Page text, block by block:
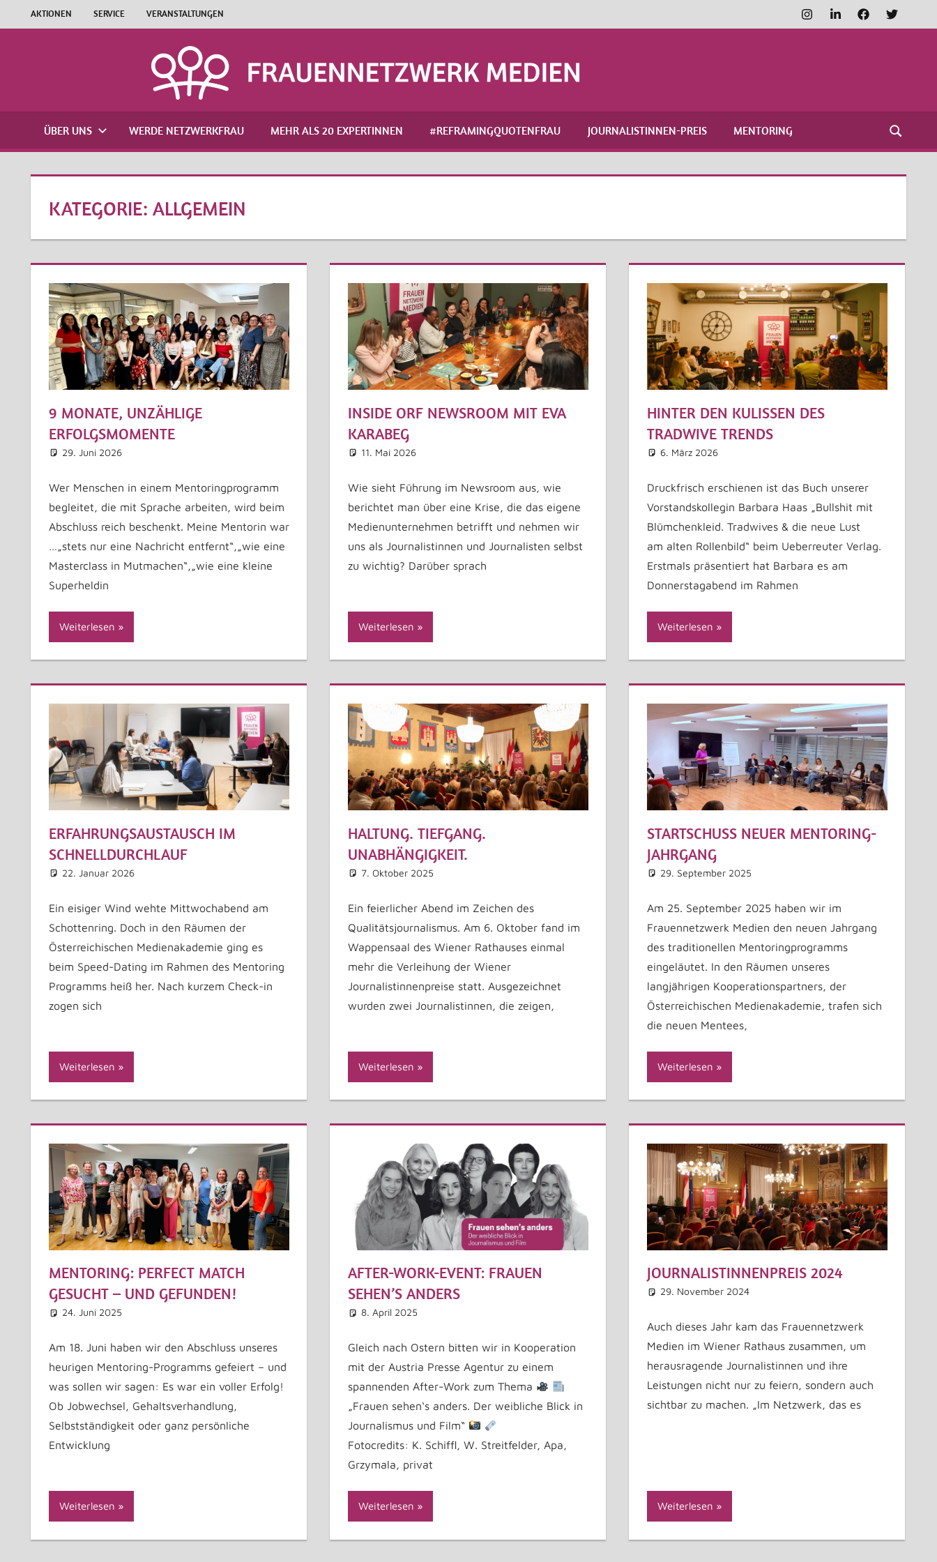
Inhalt
InstagramLinkedInFacebookTwitter
AKTIONEN SERVICE VERANSTALTUNGEN
ÜBER UNS WERDE NETZWERKFRAU MEHR ALS 20 EXPERTINNEN #REFRAMINGQUOTENFRAU JOURNALISTINNEN-PREIS MENTORING
KATEGORIE: ALLGEMEIN
9 MONATE, UNZÄHLIGE
ERFOLGSMOMENTE
29. Juni 2026
Wer Menschen in einem Mentoringprogramm
begleitet, die mit Sprache arbeiten, wird beim
Abschluss reich beschenkt. Meine Mentorin war
…„stets nur eine Nachricht entfernt“,„wie eine
Masterclass in Mutmachen“,„wie eine kleine
Superheldin
Weiterlesen
INSIDE ORF NEWSROOM MIT EVA
KARABEG
11. Mai 2026
Wie sieht Führung im Newsroom aus, wie
berichtet man über eine Krise, die das eigene
Medienunternehmen betrifft und nehmen wir
uns als Journalistinnen und Journalisten selbst
zu wichtig? Darüber sprach
Weiterlesen
HINTER DEN KULISSEN DES
TRADWIVE TRENDS
6. März 2026
Druckfrisch erschienen ist das Buch unserer
Vorstandskollegin Barbara Haas „Bullshit mit
Blümchenkleid. Tradwives & die neue Lust
am alten Rollenbild“ beim Ueberreuter Verlag.
Erstmals präsentiert hat Barbara es am
Donnerstagabend im Rahmen
Weiterlesen
ERFAHRUNGSAUSTAUSCH IM
SCHNELLDURCHLAUF
22. Januar 2026
Ein eisiger Wind wehte Mittwochabend am
Schottenring. Doch in den Räumen der
Österreichischen Medienakademie ging es
beim Speed-Dating im Rahmen des Mentoring
Programms heiß her. Nach kurzem Check-in
zogen sich
Weiterlesen
HALTUNG. TIEFGANG.
UNABHÄNGIGKEIT.
7. Oktober 2025
Ein feierlicher Abend im Zeichen des
Qualitätsjournalismus. Am 6. Oktober fand im
Wappensaal des Wiener Rathauses einmal
mehr die Verleihung der Wiener
Journalistinnenpreise statt. Ausgezeichnet
wurden zwei Journalistinnen, die zeigen,
Weiterlesen
STARTSCHUSS NEUER MENTORING-
JAHRGANG
29. September 2025
Am 25. September 2025 haben wir im
Frauennetzwerk Medien den neuen Jahrgang
des traditionellen Mentoringprogramms
eingeläutet. In den Räumen unseres
langjährigen Kooperationspartners, der
Österreichischen Medienakademie, trafen sich
die neuen Mentees,
Weiterlesen
MENTORING: PERFECT MATCH
GESUCHT – UND GEFUNDEN!
24. Juni 2025
Am 18. Juni haben wir den Abschluss unseres
heurigen Mentoring-Programms gefeiert – und
was sollen wir sagen: Es war ein voller Erfolg!
Ob Jobwechsel, Gehaltsverhandlung,
Selbstständigkeit oder ganz persönliche
Entwicklung
Weiterlesen
AFTER-WORK-EVENT: FRAUEN
SEHEN’S ANDERS
8. April 2025
Gleich nach Ostern bitten wir in Kooperation
mit der Austria Presse Agentur zu einem
spannenden After-Work zum Thema
„Frauen sehen‘s anders. Der weibliche Blick in
Journalismus und Film“
Fotocredits: K. Schiffl, W. Streitfelder, Apa,
Grzymala, privat
Weiterlesen
JOURNALISTINNENPREIS 2024
29. November 2024
Auch dieses Jahr kam das Frauennetzwerk
Medien im Wiener Rathaus zusammen, um
herausragende Journalistinnen und ihre
Leistungen nicht nur zu feiern, sondern auch
sichtbar zu machen. „Im Netzwerk, das es
Weiterlesen